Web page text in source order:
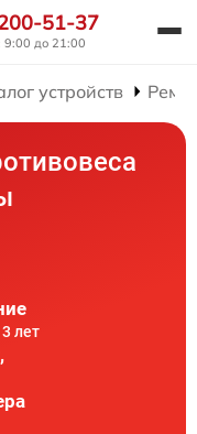
51-37
9:00 до 21:00
устройств
лет